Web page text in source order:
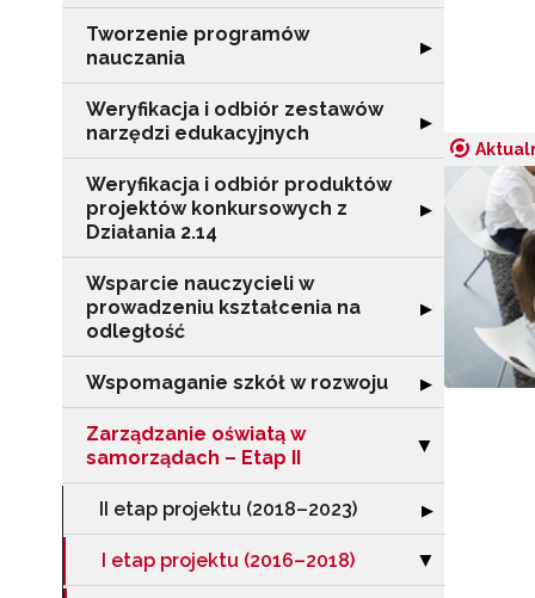
Tworzenie programów
nauczania
Rozwiń sekcję
▶
Weryfikacja i odbiór zestawów
narzędzi edukacyjnych
Rozwiń sekcję
▶
Weryfikacja i odbiór produktów
projektów konkursowych z
Działania 2.14
Rozwiń sekcję
▶
Wsparcie nauczycieli w
prowadzeniu kształcenia na
odległość
Rozwiń sekcję
▶
Wspomaganie szkół w rozwoju Rozwiń sekcję
▶
Zarządzanie oświatą w
samorządach – Etap II
Zwiń sekcję
▶
II etap projektu (2018–2023) Rozwiń sekcję
▶
I etap projektu (2016–2018) Zwiń sekcję "I
▶